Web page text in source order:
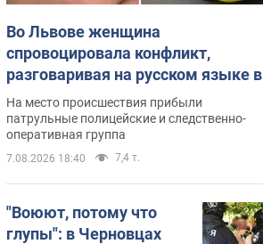
Во Львове женщина
спровоцировала конфликт,
разговаривая на русском языке в
маршрутке: полиция составила
административный протокол.
Видео
На место происшествия прибыли
патрульные полицейские и следственно-
оперативная группа
7.08.2026 18:40 7,4 т.
"Воюют, потому что
глупы": в Черновцах